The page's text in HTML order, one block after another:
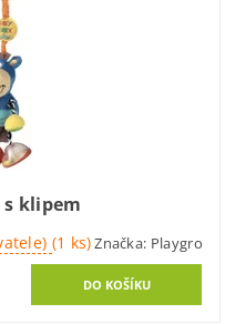
s klipem
(1 ks)Značka: Playgro